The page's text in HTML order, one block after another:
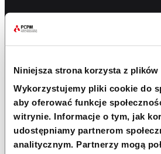
Niniejsza strona korzysta z plików
Wykorzystujemy pliki cookie do
aby oferować funkcje
witrynie. Informacje o tym, jak
udostępniamy partnerom
analitycznym. Partnerzy mogą
Chcesz być na bieżąco? Zapisz się do
newslettera. Informacje o
działaniach i zakończonych
Adres e-mail